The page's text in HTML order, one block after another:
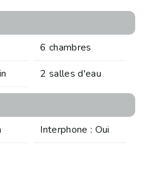
6 chambres
2 salles d'eau
Interphone : Oui